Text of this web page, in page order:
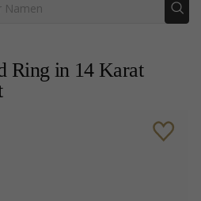
Ring in 14 Karat